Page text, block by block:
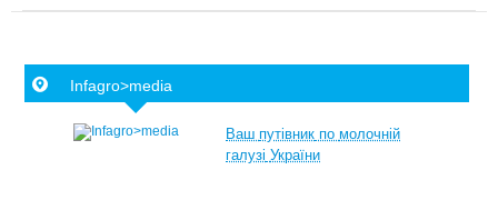
Infagro>media
Ваш путівник по молочній
галузі України